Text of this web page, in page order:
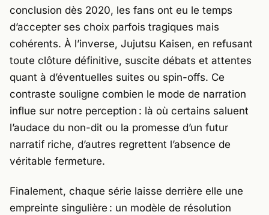
conclusion dès 2020, les fans ont eu le temps
d’accepter ses choix parfois tragiques mais
cohérents. À l’inverse, Jujutsu Kaisen, en refusant
toute clôture définitive, suscite débats et attentes
quant à d’éventuelles suites ou spin-offs. Ce
contraste souligne combien le mode de narration
influe sur notre perception : là où certains saluent
l’audace du non-dit ou la promesse d’un futur
narratif riche, d’autres regrettent l’absence de
véritable fermeture.
Finalement, chaque série laisse derrière elle une
empreinte singulière : un modèle de résolution